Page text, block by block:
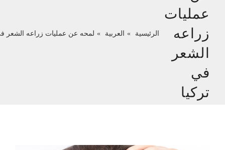
عمليات
زراعه
الشعر
في
تركيا
الرئيسية العربية لمحه عن عمليات زراعه الشعر